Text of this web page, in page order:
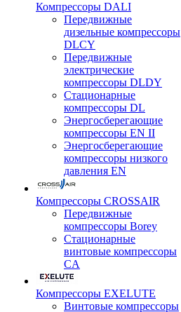
Компрессоры DALI
Передвижные
дизельные компрессоры
DLCY
Передвижные
электрические
компрессоры DLDY
Стационарные
компрессоры DL
Энергосберегающие
компрессоры EN II
Энергосберегающие
компрессоры низкого
давления EN
Компрессоры CROSSAIR
Передвижные
компрессоры Borey
Стационарные
винтовые компрессоры
CA
Компрессоры EXELUTE
Винтовые компрессоры